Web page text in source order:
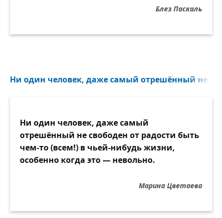
Мы не довольны нашей долей —
Хохочем хохотом раба.
Но и себя браним охотно —
Всю незаслуженную жизнь.
Мы предались пустой заботе,
Самолюбивым суетам...
Неловко — невозможно нам.
Его закон ненарушим...
Блез Паскаль
Ни один человек, даже самый отрешённый не
Ни один человек, даже самый
отрешённый не свободен от радости быть
чем-то (всем!) в чьей-нибудь жизни,
особенно когда это — невольно.
Марина Цветаева